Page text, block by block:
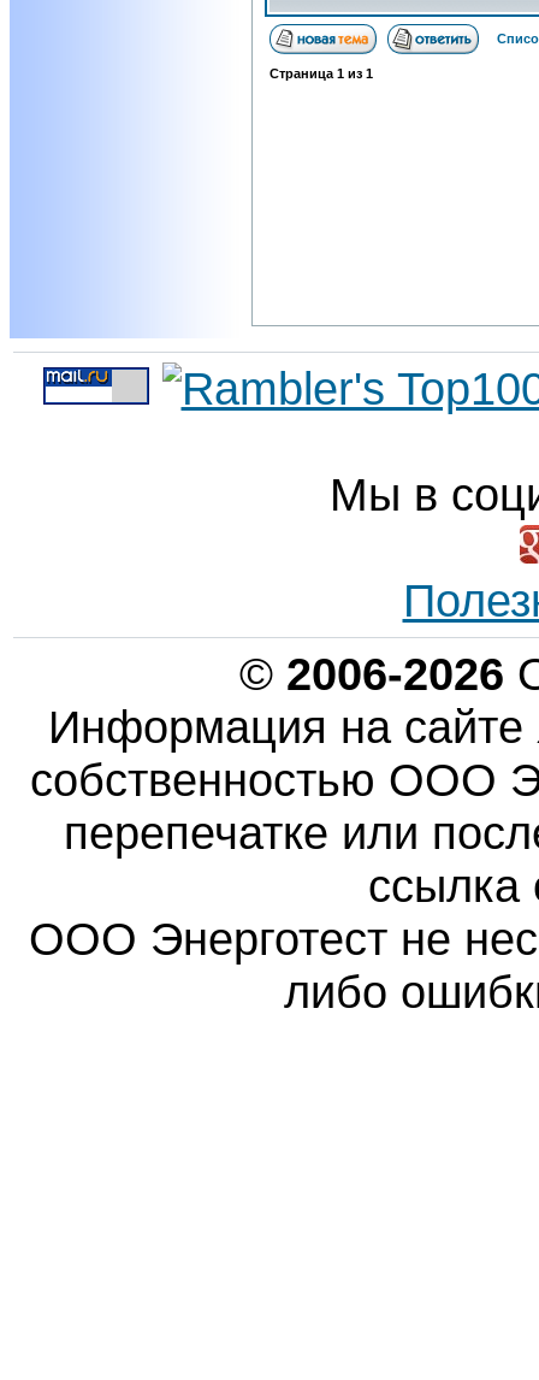
Страница 1 из 1
Мы в
© 2006-2026
Информация на сайте
собственностью ООО
перепечатке или
ссылка
ООО Энерготест не
либо